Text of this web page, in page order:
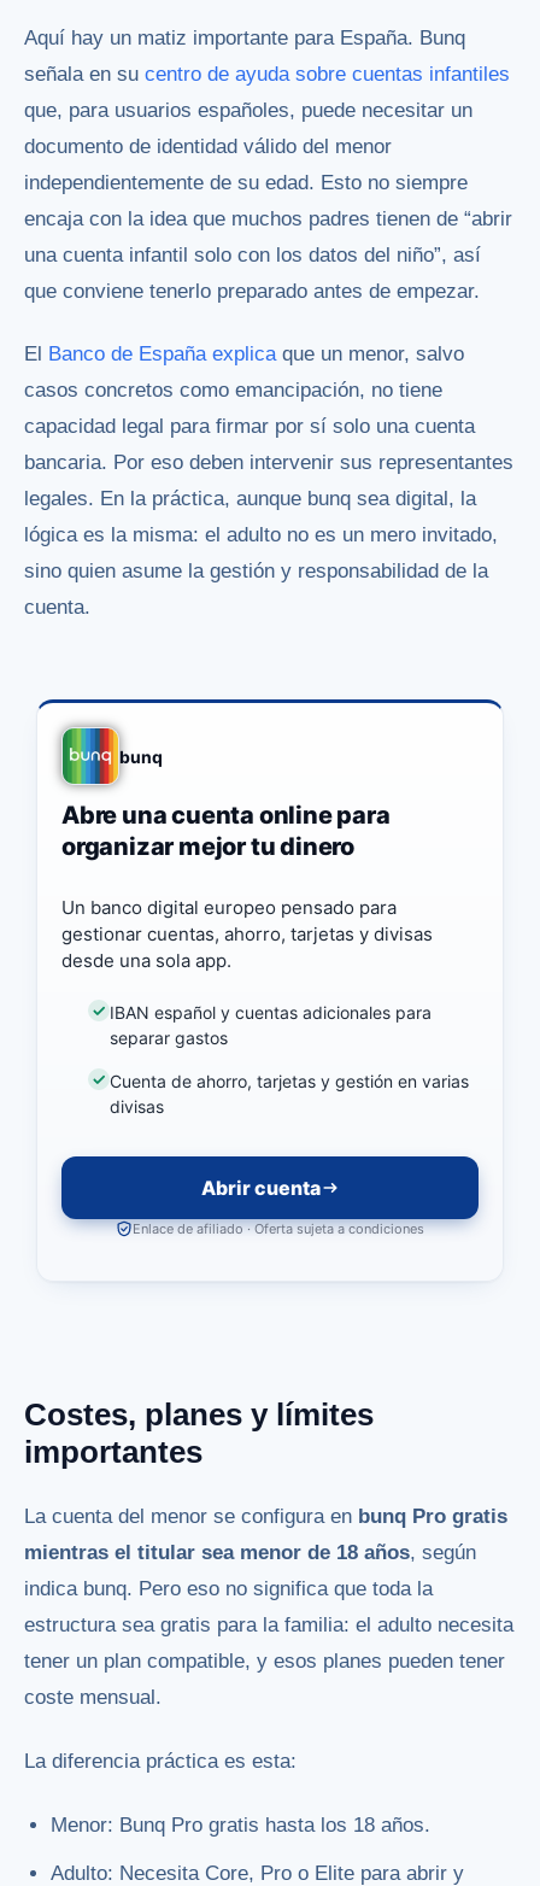
Aquí hay un matiz importante para España. Bunq
señala en su centro de ayuda sobre cuentas infantiles
que, para usuarios españoles, puede necesitar un
documento de identidad válido del menor
independientemente de su edad. Esto no siempre
encaja con la idea que muchos padres tienen de “abrir
una cuenta infantil solo con los datos del niño”, así
que conviene tenerlo preparado antes de empezar.
El Banco de España explicaque un menor, salvo
casos concretos como emancipación, no tiene
capacidad legal para firmar por sí solo una cuenta
bancaria. Por eso deben intervenir sus representantes
legales. En la práctica, aunque bunq sea digital, la
lógica es la misma: el adulto no es un mero invitado,
sino quien asume la gestión y responsabilidad de la
cuenta.
bunq
Abre una cuenta online para
organizar mejor tu dinero
Un banco digital europeo pensado para
gestionar cuentas, ahorro, tarjetas y divisas
desde una sola app.
IBAN español y cuentas adicionales para
separar gastos
Cuenta de ahorro, tarjetas y gestión en varias
divisas
Abrir cuenta
Enlace de afiliado · Oferta sujeta a condiciones
Costes, planes y límites
importantes
La cuenta del menor se configura en bunq Pro gratis
mientras el titular sea menor de 18 años, según
indica bunq. Pero eso no significa que toda la
estructura sea gratis para la familia: el adulto necesita
tener un plan compatible, y esos planes pueden tener
coste mensual.
La diferencia práctica es esta:
Menor: Bunq Pro gratis hasta los 18 años.
Adulto: Necesita Core, Pro o Elite para abrir y